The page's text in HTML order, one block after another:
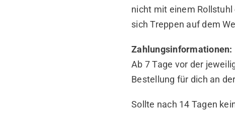
nicht mit einem
sich Treppen auf dem
Zahlungsinformationen:
Ab 7 Tage vor der
Bestellung für dich an
Sollte nach 14 Tagen